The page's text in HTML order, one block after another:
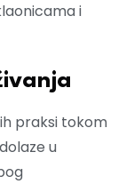
i
praksi tokom
u